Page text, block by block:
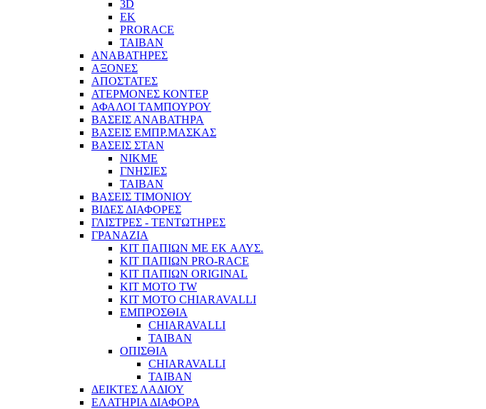
3D
EK
PRORACE
ΤΑΙΒΑΝ
ΑΝΑΒΑΤΗΡΕΣ
ΑΞΟΝΕΣ
ΑΠΟΣΤΑΤΕΣ
ΑΤΕΡΜΟΝΕΣ ΚΟΝΤΕΡ
ΑΦΑΛΟΙ ΤΑΜΠΟΥΡΟΥ
ΒΑΣΕΙΣ ΑΝΑΒΑΤΗΡΑ
ΒΑΣΕΙΣ ΕΜΠΡ.ΜΑΣΚΑΣ
ΒΑΣΕΙΣ ΣΤΑΝ
ΝΙΚΜΕ
ΓΝΗΣΙΕΣ
ΤΑΙΒΑΝ
ΒΑΣΕΙΣ ΤΙΜΟΝΙΟΥ
ΒΙΔΕΣ ΔΙΑΦΟΡΕΣ
ΓΛΙΣΤΡΕΣ - ΤΕΝΤΩΤΗΡΕΣ
ΓΡΑΝΑΖΙΑ
ΚΙΤ ΠΑΠΙΩΝ ΜΕ EK ΑΛΥΣ.
ΚΙΤ ΠΑΠΙΩΝ PRO-RACE
ΚΙΤ ΠΑΠΙΩΝ ORIGINAL
KIT MOTO TW
ΚΙΤ MOTO CHIARAVALLI
ΕΜΠΡΟΣΘΙΑ
CHIARAVALLI
ΤΑΙΒΑΝ
ΟΠΙΣΘΙΑ
CHIARAVALLI
ΤΑΙΒΑΝ
ΔΕΙΚΤΕΣ ΛΑΔΙΟΥ
ΕΛΑΤΗΡΙΑ ΔΙΑΦΟΡΑ